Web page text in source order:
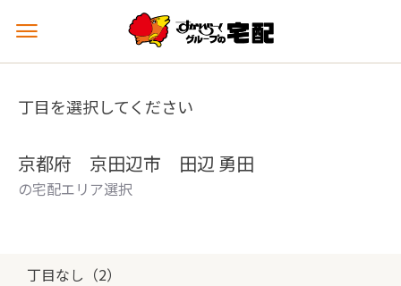
メ
ュ
を
丁目を選択してください
京都府 京田辺市 田辺 勇田
の宅配エリア選択
丁目なし（2）